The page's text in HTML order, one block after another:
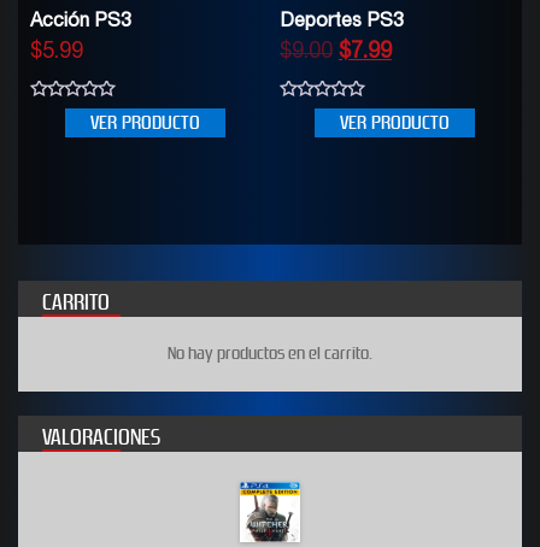
Acción PS3
$5.99
VER PRODUCTO
Deportes PS3
$9.00 $7.99
VER PRODUCTO
CARRITO
No hay productos en el carrito.
VALORACIONES